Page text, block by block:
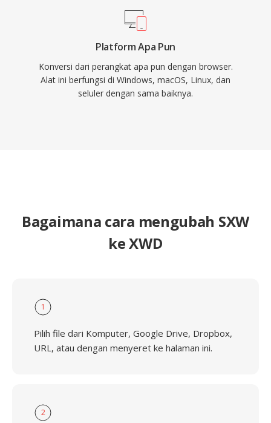
Platform Apa Pun
Konversi dari perangkat apa pun dengan browser.
Alat ini berfungsi di Windows, macOS, Linux, dan
seluler dengan sama baiknya.
Bagaimana cara mengubah SXW
ke XWD
1
Pilih file dari Komputer, Google Drive, Dropbox,
URL, atau dengan menyeret ke halaman ini.
2